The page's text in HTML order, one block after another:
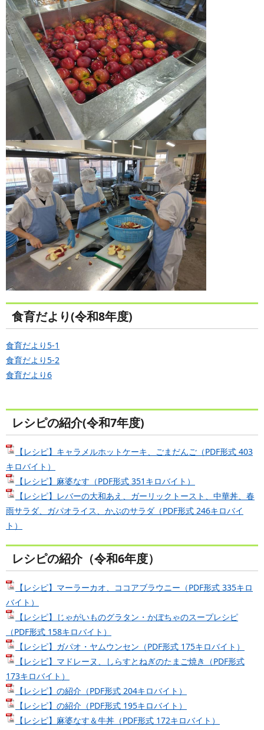
食育だより(令和8年度)
食育だより5-1
食育だより5-2
食育だより6
レシピの紹介(令和7年度)
【レシピ】キャラメルホットケーキ、ごまだんご（PDF形式 403
キロバイト）
【レシピ】麻婆なす（PDF形式 351キロバイト）
【レシピ】レバーの大和あえ、ガーリックトースト、中華丼、春
雨サラダ、ガパオライス、かぶのサラダ（PDF形式 246キロバイ
ト）
レシピの紹介（令和6年度）
【レシピ】マーラーカオ、ココアブラウニー（PDF形式 335キロ
バイト）
【レシピ】じゃがいものグラタン・かぼちゃのスープレシピ
（PDF形式 158キロバイト）
【レシピ】ガパオ・ヤムウンセン（PDF形式 175キロバイト）
【レシピ】マドレーヌ、しらすとねぎのたまご焼き（PDF形式
173キロバイト）
【レシピ】の紹介（PDF形式 204キロバイト）
【レシピ】の紹介（PDF形式 195キロバイト）
【レシピ】麻婆なす＆牛丼（PDF形式 172キロバイト）